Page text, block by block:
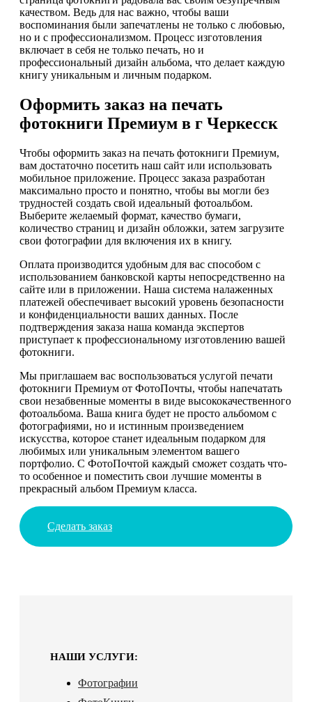
качеством. Ведь для нас важно, чтобы ваши
воспоминания были запечатлены не только с любовью,
но и с профессионализмом. Процесс изготовления
включает в себя не только печать, но и
профессиональный дизайн альбома, что делает каждую
книгу уникальным и личным подарком.
Оформить заказ на печать
фотокниги Премиум в г Черкесск
Чтобы оформить заказ на печать фотокниги Премиум,
вам достаточно посетить наш сайт или использовать
мобильное приложение. Процесс заказа разработан
максимально просто и понятно, чтобы вы могли без
трудностей создать свой идеальный фотоальбом.
Выберите желаемый формат, качество бумаги,
количество страниц и дизайн обложки, затем загрузите
свои фотографии для включения их в книгу.
Оплата производится удобным для вас способом с
использованием банковской карты непосредственно на
сайте или в приложении. Наша система налаженных
платежей обеспечивает высокий уровень безопасности
и конфиденциальности ваших данных. После
подтверждения заказа наша команда экспертов
приступает к профессиональному изготовлению вашей
фотокниги.
Мы приглашаем вас воспользоваться услугой печати
фотокниги Премиум от ФотоПочты, чтобы напечатать
свои незабвенные моменты в виде высококачественного
фотоальбома. Ваша книга будет не просто альбомом с
фотографиями, но и истинным произведением
искусства, которое станет идеальным подарком для
любимых или уникальным элементом вашего
портфолио. С ФотоПочтой каждый сможет создать что-
то особенное и поместить свои лучшие моменты в
прекрасный альбом Премиум класса.
Сделать заказ
НАШИ УСЛУГИ:
Фотографии